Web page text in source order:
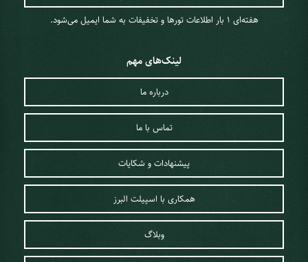
هفته‌ای 1 ‌بار اطلاعات تورها و تخفیفات به شما ایمیل می‌شود.
لینک‌های مهم
درباره ما
تماس با ما
پیشنهادات و شکایات
همکاری با اسپیلت البرز
وبلاگ